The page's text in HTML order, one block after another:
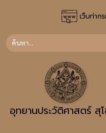
เว็บท่าก
อุทยานประวัติศาสตร์ สุ